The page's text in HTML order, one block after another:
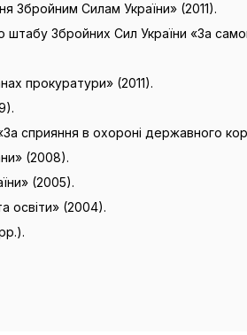
Збройним Силам України» (2011).
Збройних Сил України «За
прокуратури» (2011).
сприяння в охороні державного
(2008).
(2005).
освіти» (2004).